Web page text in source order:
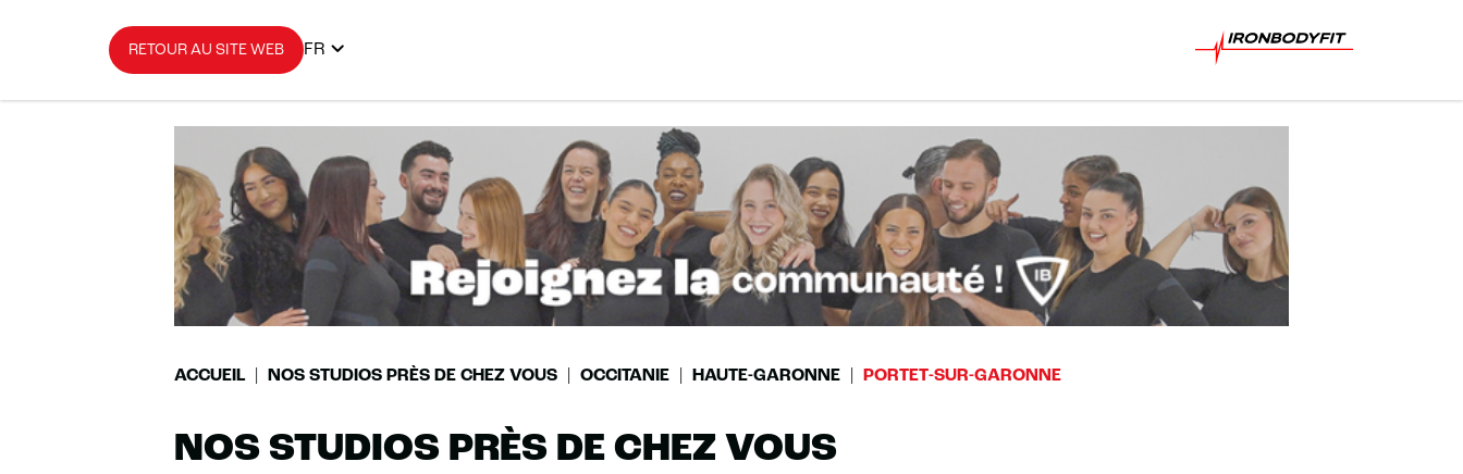
RETOUR AU SITE WEB FR
ACCUEIL NOS STUDIOS PRÈS DE CHEZ VOUS OCCITANIE HAUTE-GARONNE PORTET-SUR-GARONNE
NOS STUDIOS PRÈS DE CHEZ VOUS